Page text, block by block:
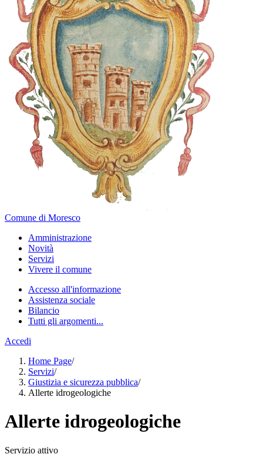
Comune di Moresco
Amministrazione
Novità
Servizi
Vivere il comune
Accesso all'informazione
Assistenza sociale
Bilancio
Tutti gli argomenti...
Accedi
Home Page/
Servizi/
Giustizia e sicurezza pubblica/
Allerte idrogeologiche
Allerte idrogeologiche
Servizio attivo